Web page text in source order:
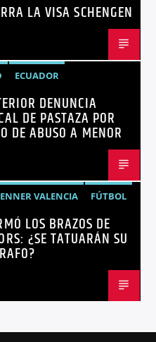
NOTICIAS ECUADOR
LA VISA SCHENGEN
ECUADOR
INTERIOR
NOTICIAS
DENUNCIA
DE PASTAZA POR
DE ABUSO A MENOR
ENNER VALENCIA
FÚTBOL
LOS BRAZOS DE
¿SE TATUARÁN SU